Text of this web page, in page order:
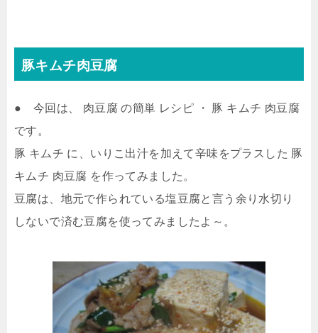
豚キムチ肉豆腐
● 今回は、 肉豆腐 の簡単 レシピ ・ 豚 キムチ 肉豆腐
です。
豚 キムチ に、いりこ出汁を加えて辛味をプラスした 豚
キムチ 肉豆腐 を作ってみました。
豆腐は、地元で作られている塩豆腐と言う余り水切り
しないで済む豆腐を使ってみましたよ～。